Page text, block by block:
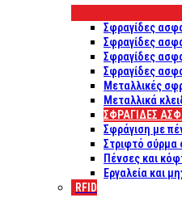
Σφραγίδες
Σφραγίδες
Σφραγίδες
Σφραγίδες
Μεταλλικές
Μεταλλικά
ΣΦΡΑΓΊΔΕΣ
Σφράγιση με
Στριφτό σύρμα
Πένσες και
Εργαλεία και
RFID